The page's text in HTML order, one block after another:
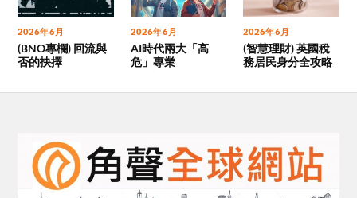
2026年6月
(BNO專欄) 回流與
否的抉擇
2026年6月
AI時代兩大「高
危」專業
2026年6月
(智慧理財) 英國稅
務居民身分全攻略